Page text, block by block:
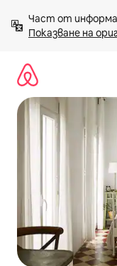
към
съдържанието
Показване на